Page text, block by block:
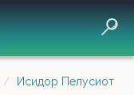
Исидор Пелусиот